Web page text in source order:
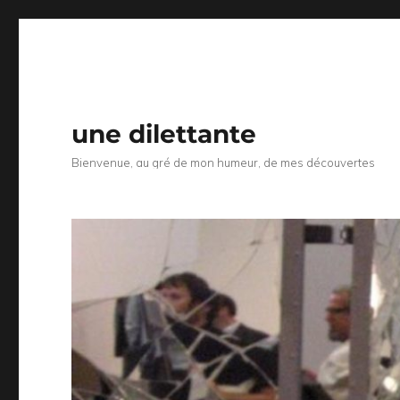
une dilettante
Bienvenue, au gré de mon humeur, de mes découvertes